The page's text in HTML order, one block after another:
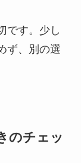
です。少し
ず、別の選
のチェッ